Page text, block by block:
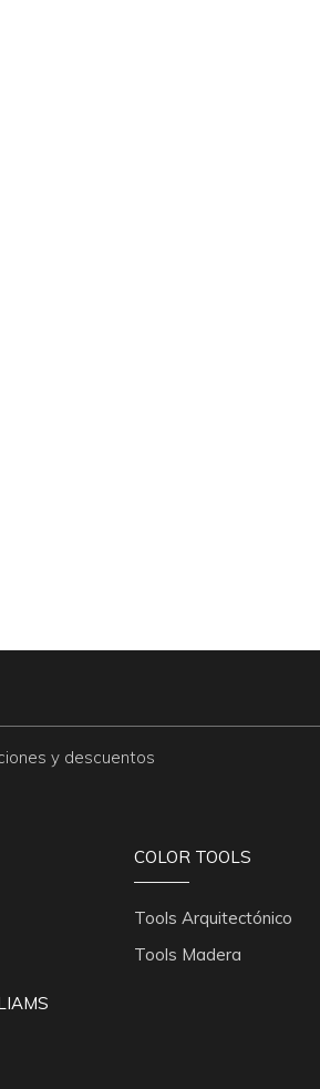
y descuentos
COLOR TOOLS
Tools Arquitectónico
Tools Madera